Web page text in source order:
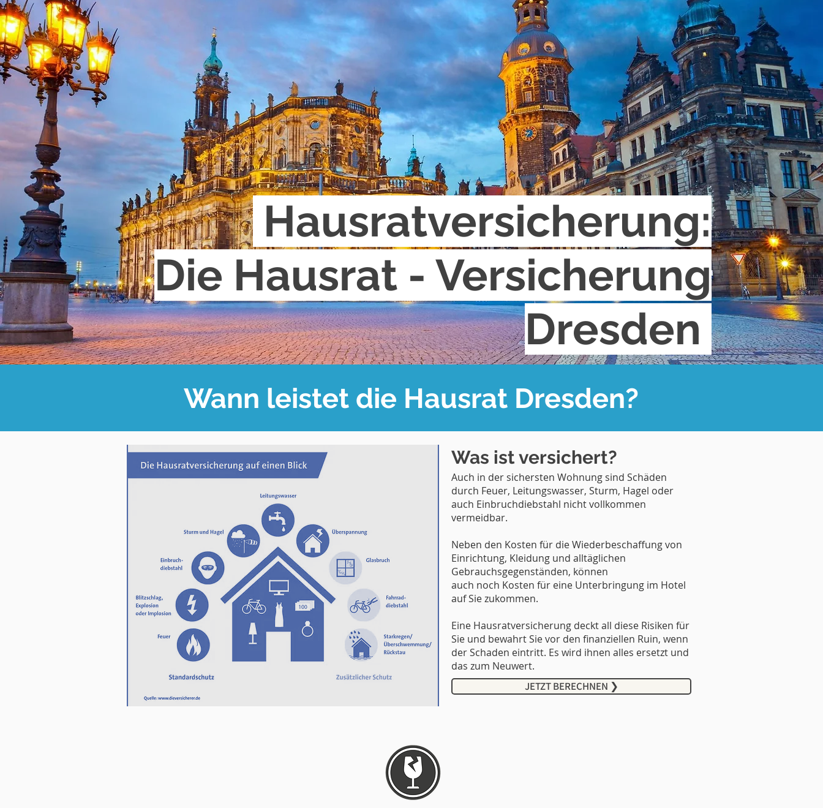
Hausratversicherung:
Die Hausrat - Versicherung
Dresden
Wann leistet die Hausrat Dresden?
Was ist versichert?
Auch in der sichersten Wohnung sind Schäden
durch Feuer, Leitungswasser, Sturm, Hagel oder
auch Einbruchdiebstahl nicht vollkommen
vermeidbar.
Neben den Kosten für die Wiederbeschaffung von
Einrichtung, Kleidung und alltäglichen
Gebrauchsgegenständen, können
auch noch Kosten für eine Unterbringung im Hotel
auf Sie zukommen.
Eine Hausratversicherung deckt all diese Risiken für
Sie und bewahrt Sie vor den finanziellen Ruin, wenn
der Schaden eintritt. Es wird ihnen alles ersetzt und
das zum Neuwert.
JETZT BERECHNEN ❯